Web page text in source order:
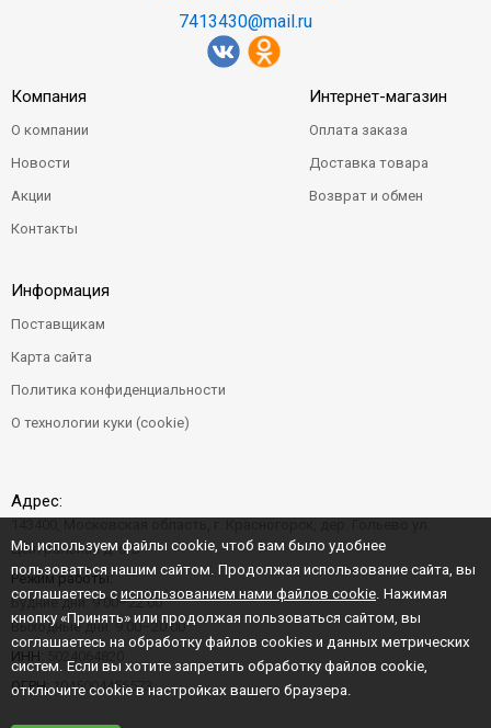
7413430@mail.ru
Компания
О компании
Новости
Акции
Контакты
Интернет-магазин
Оплата заказа
Доставка товара
Возврат и обмен
Информация
Поставщикам
Карта сайта
Политика конфиденциальности
О технологии куки (cookie)
Адрес:
Центральная д. 6"Б"
Режим работы:
Будние дни: 9:00–22:00
Выходные дни: 9:00–20:00
ИНН:
ОГРН:1045004456573
Мы используем файлы cookie, чтоб вам было удобнее
пользоваться нашим сайтом. Продолжая использование сайта, вы
соглашаетесь с использованием нами файлов cookie . Нажимая
кнопку «Принять» или продолжая пользоваться сайтом, вы
соглашаетесь на обработку файлов cookies и данных метрических
систем. Если вы хотите запретить обработку файлов cookie,
отключите cookie в настройках вашего браузера.